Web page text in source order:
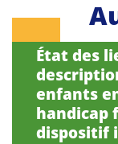
État des
enfants
handicap
dispositif